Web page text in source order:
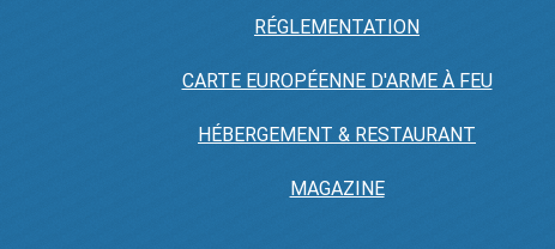
RÉGLEMENTATION
CARTE EUROPÉENNE D'ARME À FEU
HÉBERGEMENT & RESTAURANT
MAGAZINE